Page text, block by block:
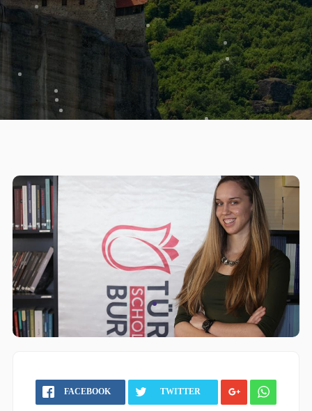
FACEBOOK TWITTER